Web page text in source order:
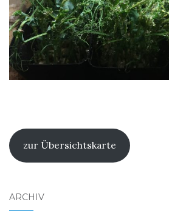
zur Übersichtskarte
ARCHIV